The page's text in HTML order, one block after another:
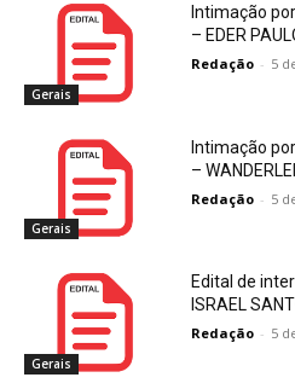
Gerais
Intimação
– EDER
Redação - 5
Gerais
Intimação
–
Redação - 5
Gerais
Edital de
ISRAEL
Redação - 5